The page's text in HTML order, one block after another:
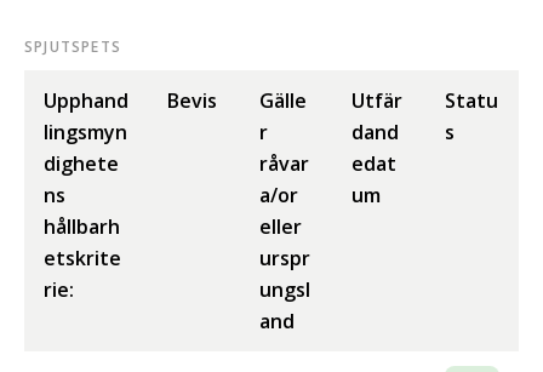
SPJUTSPETS
Upphand
lingsmyn
dighete
ns
hållbarh
etskrite
rie:
Bevis
Gälle
r
råvar
a/or
eller
urspr
ungsl
and
Utfär
dand
edat
um
Statu
s